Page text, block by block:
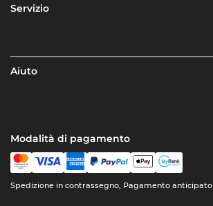
Servizio
Aiuto
Modalità di pagamento
Spedizione in contrassegno, Pagamento anticipato